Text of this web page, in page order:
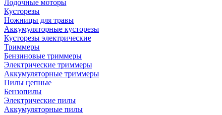
Лодочные моторы
Кусторезы
Ножницы для травы
Аккумуляторные кусторезы
Кусторезы электрические
Триммеры
Бензиновые триммеры
Электрические триммеры
Аккумуляторные триммеры
Пилы цепные
Бензопилы
Электрические пилы
Аккумуляторные пилы